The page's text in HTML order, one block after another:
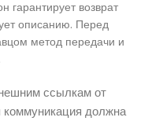
гарантирует возврат
описанию. Перед
метод передачи и
ссылкам от
должна